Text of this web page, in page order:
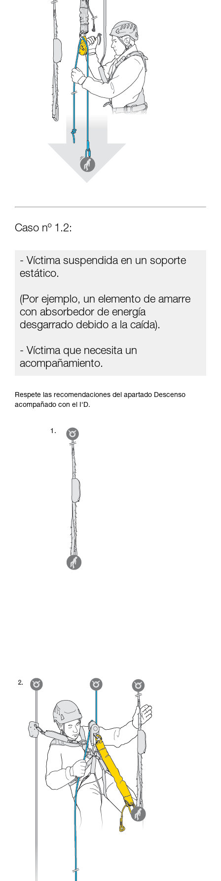
Caso nº 1.2:
- Víctima suspendida en un soporte
estático.
(Por ejemplo, un elemento de amarre
con absorbedor de energía
desgarrado debido a la caída).
- Víctima que necesita un
acompañamiento.
Respete las recomendaciones del apartado Descenso
acompañado con el I'D.